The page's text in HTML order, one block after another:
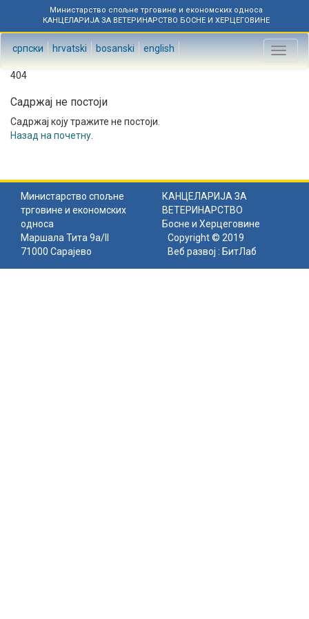
Министарство спољне трговине и економских односа
КАНЦЕЛАРИЈА ЗА ВЕТЕРИНАРСТВО БОСНЕ И ХЕРЦЕГОВИНЕ
српски hrvatski bosanski english
Toggle
404
Садржај не постоји
Садржај коју тражите не постоји.
Назад на почетну
Министарство спољне
трговине и економских
односа
КАНЦЕЛАРИЈА ЗА
ВЕТЕРИНАРСТВО
Босне и Херцеговине
Маршала Тита 9а/II
71000 Сарајево
Copyright © 2019
Веб развој : БитЛаб